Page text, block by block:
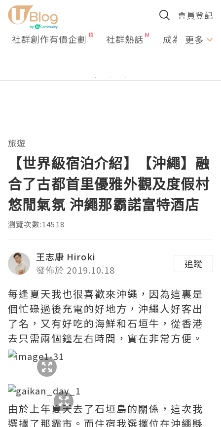
會員登記
社群創作有價企劃 社群熱話 成為U更多
旅遊
【世界級宿泊介紹】【沖繩】融
合了古都首里優雅外觀及度假村
悠閒氣氛 沖繩那霸諾富特酒店
瀏覽次數:14518
王志康 Hiroki
發佈於 2019.10.18
追蹤
每逢夏天我也很喜歡來沖繩，因為這裏是
個忙碌過後充電的好地方，沖繩人好客出
了名，又有好吃的海鮮和石垣牛，從香港
去只需兩個鐘左右時間，實在非常方便。
由於上年夏天去了石垣島的關係，這次我
選擇了那霸市。而住宿我選擇位在沖繩縣